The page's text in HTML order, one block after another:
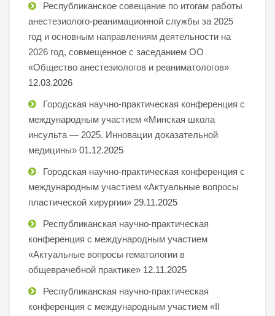
Республиканское совещание по итогам работы
анестезиолого-реанимационной службы за 2025
год и основным направлениям деятельности на
2026 год, совмещенное с заседанием ОО
«Общество анестезиологов и реаниматологов»
12.03.2026
Городская научно-практическая конференция с
международным участием «Минская школа
инсульта — 2025. Инновации доказательной
медицины» 01.12.2025
Городская научно-практическая конференция с
международным участием «Актуальные вопросы
пластической хирургии» 29.11.2025
Республиканская научно-практическая
конференция с международным участием
«Актуальные вопросы гематологии в
общеврачебной практике» 12.11.2025
Республиканская научно-практическая
конференция с международным участием «II